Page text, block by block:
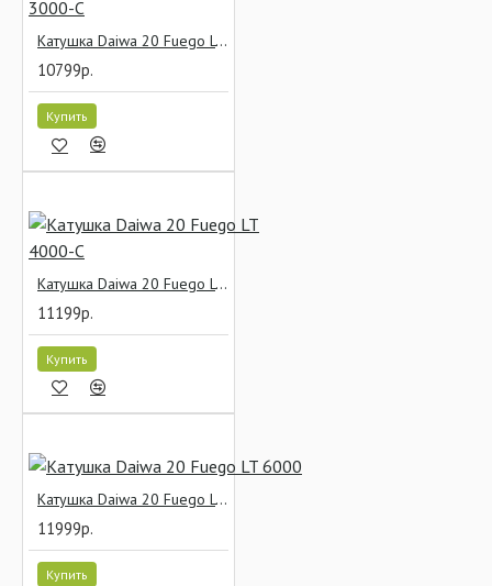
Катушка Daiwa 20 Fuego LT 3000-C
10799р.
Купить
Катушка Daiwa 20 Fuego LT 4000-C
11199р.
Купить
Катушка Daiwa 20 Fuego LT 6000
11999р.
Купить